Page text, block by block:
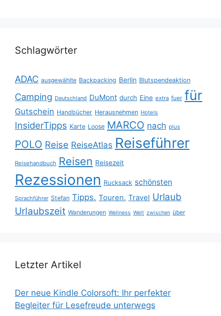
Schlagwörter
ADAC ausgewählte Backpacking Berlin Blutspendeaktion
Camping Deutschland DuMont durch Eine extra fuer für
Gutschein Handbücher Herausnehmen Hotels
InsiderTipps Karte Loose MARCO nach plus
POLO Reise ReiseAtlas Reiseführer
Reisehandbuch Reisen Reisezeit
Rezessionen Rucksack schönsten
Sprachführer Stefan Tipps. Touren. Travel Urlaub
Urlaubszeit Wanderungen Wellness Welt zwischen über
Letzter Artikel
Der neue Kindle Colorsoft: Ihr perfekter
Begleiter für Lesefreude unterwegs